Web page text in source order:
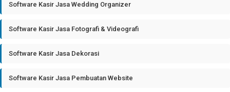
Software Kasir Jasa Wedding Organizer
Software Kasir Jasa Fotografi & Videografi
Software Kasir Jasa Dekorasi
Software Kasir Jasa Pembuatan Website